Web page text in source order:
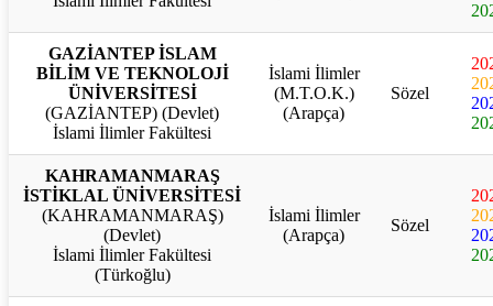
GAZİANTEP İSLAM
BİLİM VE TEKNOLOJİ
ÜNİVERSİTESİ
(GAZİANTEP) (Devlet)
İslami İlimler Fakültesi
İslami İlimler
(M.T.O.K.)
(Arapça)
Sözel
KAHRAMANMARAŞ
İSTİKLAL ÜNİVERSİTESİ
(KAHRAMANMARAŞ)
(Devlet)
İslami İlimler Fakültesi
(Türkoğlu)
İslami İlimler
(Arapça)
Sözel